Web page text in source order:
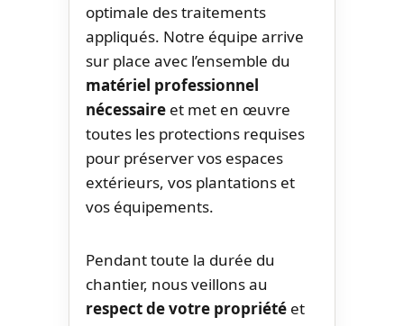
optimale des traitements
appliqués. Notre équipe arrive
sur place avec l’ensemble du
matériel professionnel
nécessaire et met en œuvre
toutes les protections requises
pour préserver vos espaces
extérieurs, vos plantations et
vos équipements.
Pendant toute la durée du
chantier, nous veillons au
respect de votre propriété et